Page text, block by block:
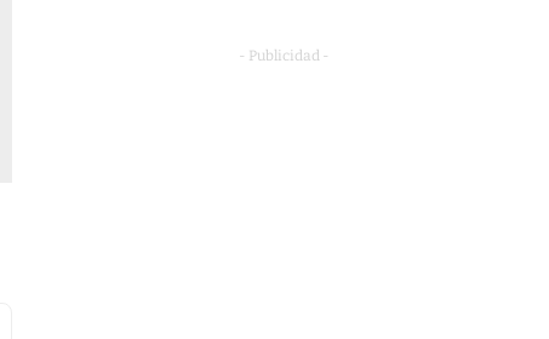
- Publicidad -